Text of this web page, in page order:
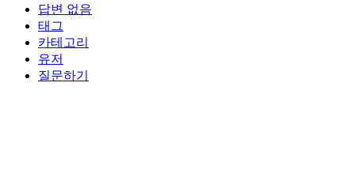
답변 없음
태그
카테고리
유저
질문하기